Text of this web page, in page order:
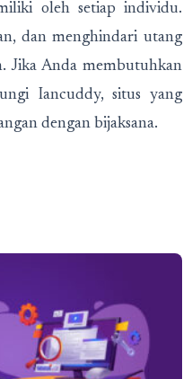
oleh setiap individu.
dan menghindari utang
Jika Anda membutuhkan
Iancuddy, situs yang
dengan bijaksana.